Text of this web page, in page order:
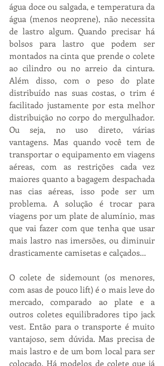
água doce ou salgada, e temperatura da
água (menos neoprene), não necessita
de lastro algum. Quando precisar há
bolsos para lastro que podem ser
montados na cinta que prende o colete
ao cilindro ou no arreio da cintura.
Além disso, com o peso do plate
distribuído nas suas costas, o trim é
facilitado justamente por esta melhor
distribuição no corpo do mergulhador.
Ou seja, no uso direto, várias
vantagens. Mas quando você tem de
transportar o equipamento em viagens
aéreas, com as restrições cada vez
maiores quanto a bagagem despachada
nas cias aéreas, isso pode ser um
problema. A solução é trocar para
viagens por um plate de alumínio, mas
que vai fazer com que tenha que usar
mais lastro nas imersões, ou diminuir
drasticamente camisetas e calçados...
O colete de sidemount (os menores,
com asas de pouco lift) é o mais leve do
mercado, comparado ao plate e a
outros coletes equilibradores tipo jack
vest. Então para o transporte é muito
vantajoso, sem dúvida. Mas precisa de
mais lastro e de um bom local para ser
colocado. Há modelos de colete que já